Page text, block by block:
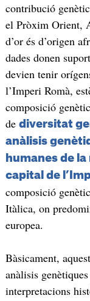
contribució
el Pròxim Orient,
d’or és d’origen
dades donen
devien tenir
l’Imperi Romà,
composició
de diversitat
anàlisis
humanes de
capital de
composició
Itàlica, on
europea.
Bàsicament,
anàlisis
interpretacions